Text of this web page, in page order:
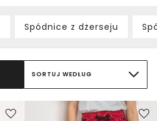
Spódnice z dżerseju
SORTUJ WEDŁUG